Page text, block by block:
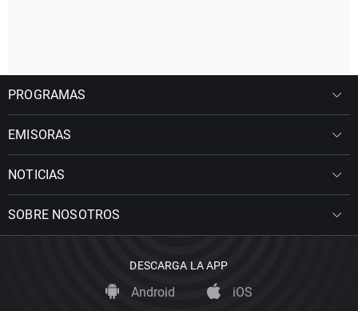
PROGRAMAS
EMISORAS
NOTICIAS
SOBRE NOSOTROS
DESCARGA LA APP
Android iOS